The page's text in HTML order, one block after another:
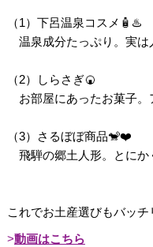
（1）下呂温泉コスメ🧴♨️
温泉成分たっぷり。実は
（2）しらさぎ🍘
お部屋にあったお菓子。
（3）さるぼぼ商品🐒❤️
飛騨の郷土人形。とにか
これでお土産選びもバッチ
動画はこちら